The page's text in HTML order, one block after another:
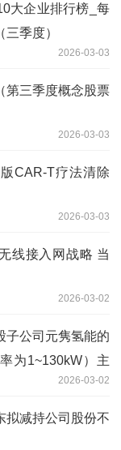
大企业排行榜_每
季度）
2026-03-03
第三季度概念股票
2026-03-03
CAR-T疗法清除
2026-03-03
线接入网战略 当
2026-03-02
子公司元隽氢能的
为1~130kW）主
储能等领域2026-03-02
拟减持公司股份不